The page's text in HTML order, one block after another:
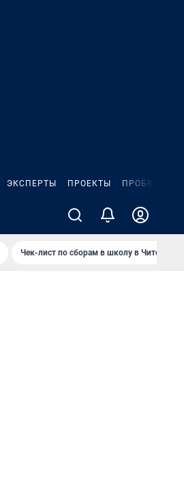
ЭКСПЕРТЫ ПРОЕКТЫ ПРОБКИ
Чек-лист по сборам в школу в Чите